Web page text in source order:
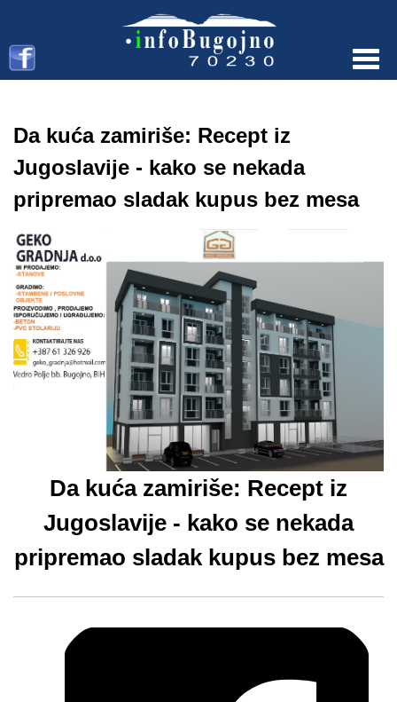
Da kuća zamiriše: Recept iz
Jugoslavije - kako se nekada
pripremao sladak kupus bez mesa
Da kuća zamiriše: Recept iz
Jugoslavije - kako se nekada
pripremao sladak kupus bez mesa